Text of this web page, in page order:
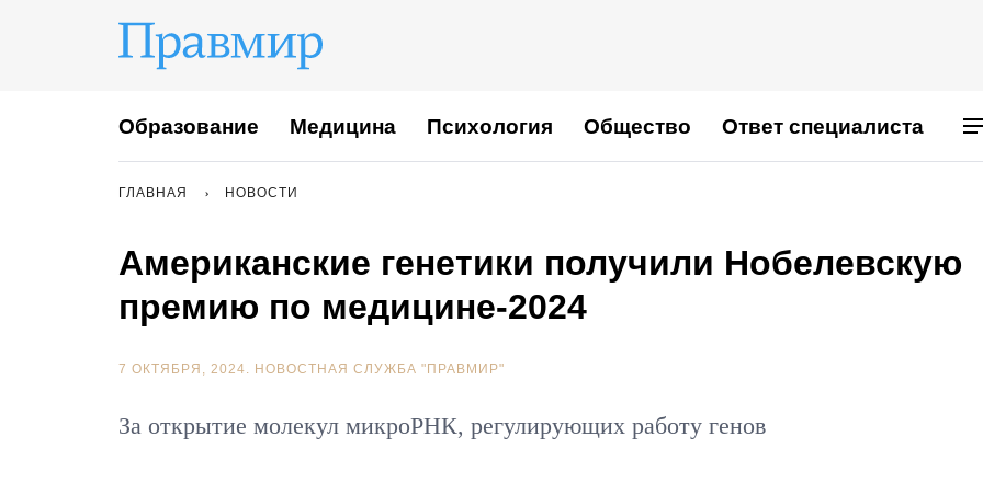
Образование Медицина Психология Общество Ответ специалиста
ГЛАВНАЯ НОВОСТИ
Американские генетики получили Нобелевскую
премию по медицине-2024
7 ОКТЯБРЯ, 2024. НОВОСТНАЯ СЛУЖБА "ПРАВМИР"
За открытие молекул микроРНК, регулирующих работу генов